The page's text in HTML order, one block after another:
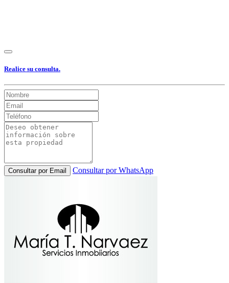
Realice su consulta.
Consultar por Email Consultar por WhatsApp